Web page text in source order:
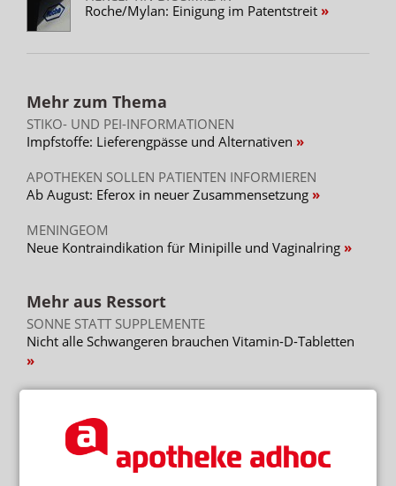
Roche/Mylan: Einigung im Patentstreit
Mehr zum Thema
STIKO- UND PEI-INFORMATIONEN
Impfstoffe: Lieferengpässe und Alternativen
APOTHEKEN SOLLEN PATIENTEN INFORMIEREN
Ab August: Eferox in neuer Zusammensetzung
MENINGEOM
Neue Kontraindikation für Minipille und Vaginalring
Mehr aus Ressort
SONNE STATT SUPPLEMENTE
Nicht alle Schwangeren brauchen Vitamin-D-Tabletten
SEMAGLUTID
APP FÜR BRUSTKREBSPATIENTINNEN
„Wie eine Ärztin in der Handtasche“